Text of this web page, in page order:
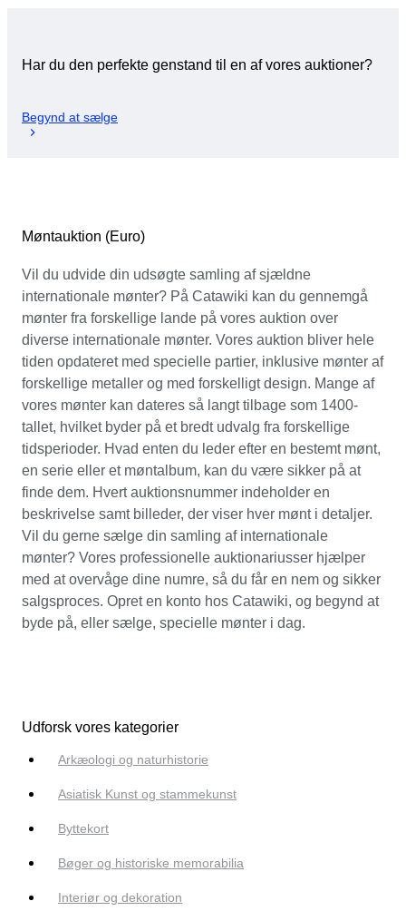
Har du den perfekte genstand til en af vores auktioner?
Begynd at sælge
Møntauktion (Euro)
Vil du udvide din udsøgte samling af sjældne
internationale mønter? På Catawiki kan du gennemgå
mønter fra forskellige lande på vores auktion over
diverse internationale mønter. Vores auktion bliver hele
tiden opdateret med specielle partier, inklusive mønter af
forskellige metaller og med forskelligt design. Mange af
vores mønter kan dateres så langt tilbage som 1400-
tallet, hvilket byder på et bredt udvalg fra forskellige
tidsperioder. Hvad enten du leder efter en bestemt mønt,
en serie eller et møntalbum, kan du være sikker på at
finde dem. Hvert auktionsnummer indeholder en
beskrivelse samt billeder, der viser hver mønt i detaljer.
Vil du gerne sælge din samling af internationale
mønter? Vores professionelle auktionariusser hjælper
med at overvåge dine numre, så du får en nem og sikker
salgsproces. Opret en konto hos Catawiki, og begynd at
byde på, eller sælge, specielle mønter i dag.
Udforsk vores kategorier
Arkæologi og naturhistorie
Asiatisk Kunst og stammekunst
Byttekort
Bøger og historiske memorabilia
Interiør og dekoration